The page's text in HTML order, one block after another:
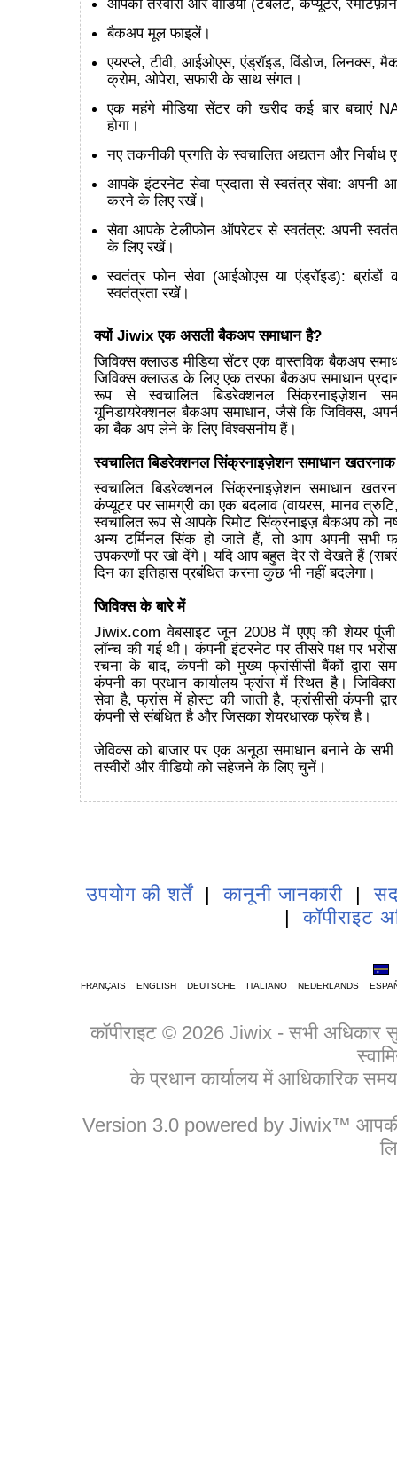
आपकी तस्वीरों और वीडियो (टैबलेट, कंप्यूटर,
बैकअप मूल फाइलें।
एयरप्ले, टीवी, आईओएस, एंड्रॉइड, विंडोज, लिनक्स,
क्रोम, ओपेरा, सफारी के साथ संगत।
एक महंगे मीडिया सेंटर की खरीद कई बार बचाएं
होगा।
नए तकनीकी प्रगति के स्वचालित अद्यतन और निर्बाध
आपके इंटरनेट सेवा प्रदाता से स्वतंत्र सेवा: अपनी
करने के लिए रखें।
सेवा आपके टेलीफोन ऑपरेटर से स्वतंत्र: अपनी
के लिए रखें।
स्वतंत्र फोन सेवा (आईओएस या एंड्रॉइड): ब्रांडों
स्वतंत्रता रखें।
क्यों Jiwix एक असली बैकअप समाधान है?
जिविक्स क्लाउड मीडिया सेंटर एक वास्तविक बैकअप
जिविक्स क्लाउड के लिए एक तरफा बैकअप समाधान
रूप से स्वचालित बिडरेक्शनल सिंक्रनाइज़ेशन
यूनिडायरेक्शनल बैकअप समाधान, जैसे कि जिविक्स, अपनी
का बैक अप लेने के लिए विश्वसनीय हैं।
स्वचालित बिडरेक्शनल सिंक्रनाइज़ेशन समाधान खतरनाक
स्वचालित बिडरेक्शनल सिंक्रनाइज़ेशन समाधान
कंप्यूटर पर सामग्री का एक बदलाव (वायरस, मानव
स्वचालित रूप से आपके रिमोट सिंक्रनाइज़ बैकअप को
अन्य टर्मिनल सिंक हो जाते हैं, तो आप अपनी सभी
उपकरणों पर खो देंगे। यदि आप बहुत देर से देखते हैं
दिन का इतिहास प्रबंधित करना कुछ भी नहीं बदलेगा।
जिविक्स के बारे में
Jiwix.com वेबसाइट जून 2008 में एएए की शेयर पूंजी
लॉन्च की गई थी। कंपनी इंटरनेट पर तीसरे पक्ष पर
रचना के बाद, कंपनी को मुख्य फ्रांसीसी बैंकों द्वारा
कंपनी का प्रधान कार्यालय फ्रांस में स्थित है।
सेवा है, फ्रांस में होस्ट की जाती है, फ्रांसीसी कंपनी
कंपनी से संबंधित है और जिसका शेयरधारक फ्रेंच है।
जेविक्स को बाजार पर एक अनूठा समाधान बनाने के
तस्वीरों और वीडियो को सहेजने के लिए चुनें।
उपयोग की शर्तें|कानूनी जानकारी|
|कॉपीराइट
FRANÇAIS ENGLISH DEUTSCHE ITALIANO NEDERLANDS
कॉपीराइट © 2026 Jiwix - सभी अधिकार
के प्रधान कार्यालय में आधिकारिक
Version 3.0 powered by Jiwix™ आपकी